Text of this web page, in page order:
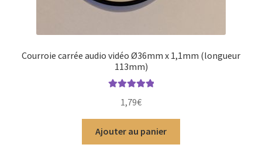
Courroie carrée audio vidéo Ø36mm x 1,1mm (longueur
113mm)
1,79€
Ajouter au panier